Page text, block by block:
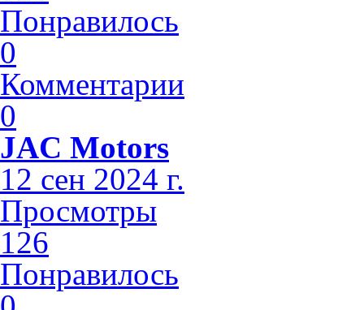
Понравилось
0
Комментарии
0
JAC Motors
12 сен 2024 г.
Просмотры
126
Понравилось